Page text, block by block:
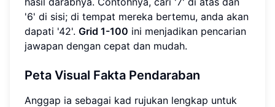
'6' di sisi; di tempat mereka bertemu, anda akan
dapati '42'. Grid 1-100 ini menjadikan pencarian
jawapan dengan cepat dan mudah.
Peta Visual Fakta Pendaraban
Anggap ia sebagai kad rujukan lengkap untuk